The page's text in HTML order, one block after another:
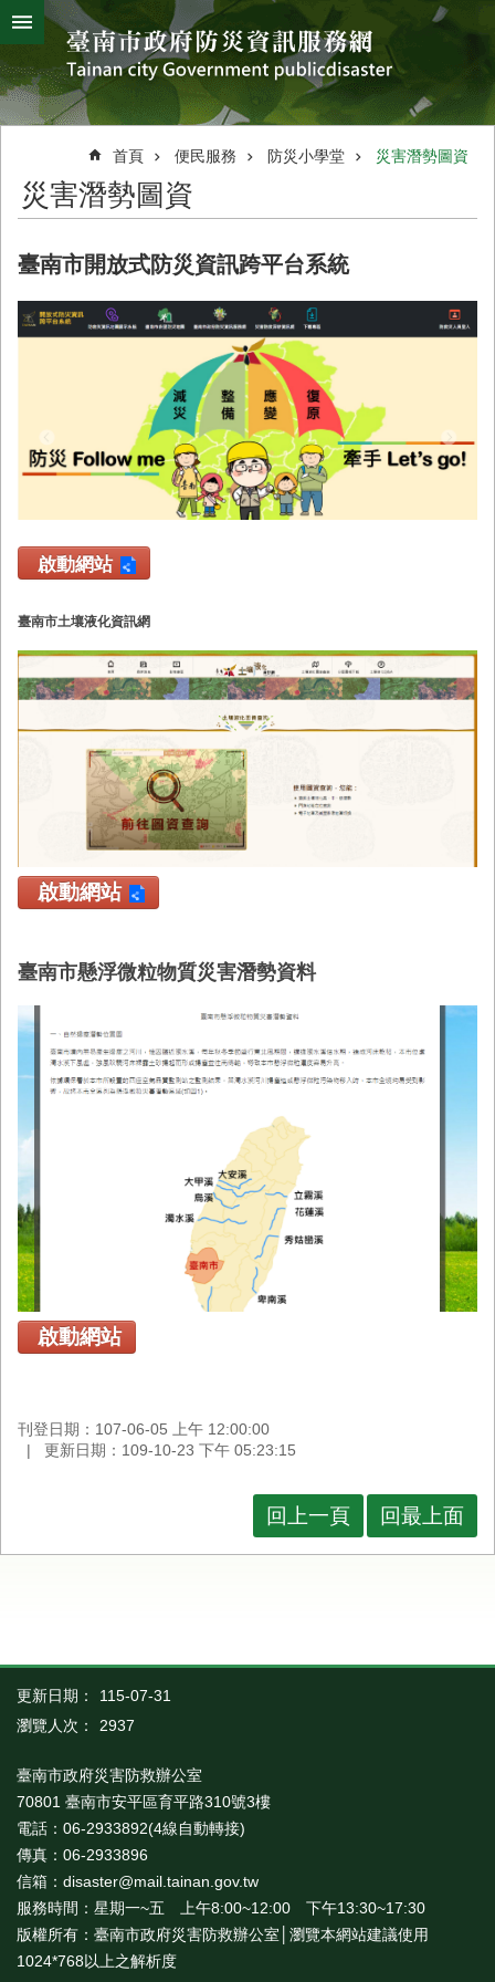
跳到主要內容區塊
搜
尋
進
階
搜
熱
字
颱
風
災
害
救
辦
公
室
新
聞
業
務
民
服
務
回
頁
府
首
頁
首頁 便民服務 防災小學堂 災害潛勢圖資
災害潛勢圖資
臺南市開放式防災資訊跨平台系統
啟動網站
臺南市土壤液化資訊網
啟動網站
臺南市懸浮微粒物質災害潛勢資料
啟動網站
刊登日期：107-06-05 上午 12:00:00
更新日期：109-10-23 下午 05:23:15
回上一頁 回最上面
更新日期：
115-07-31
瀏覽人次：
2937
臺南市政府災害防救辦公室
70801 臺南市安平區育平路310號3樓
電話：06-2933892(4線自動轉接)
傳真：06-2933896
信箱：disaster@mail.tainan.gov.tw
服務時間：星期一~五 上午8:00~12:00 下午13:30~17:30
版權所有：臺南市政府災害防救辦公室│瀏覽本網站建議使用
1024*768以上之解析度